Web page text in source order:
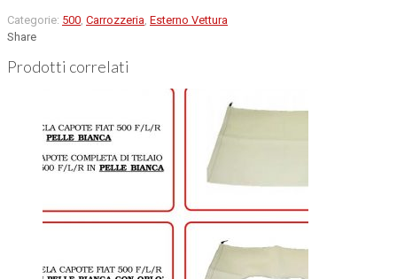
Categorie: 500 Carrozzeria Esterno Vettura
Share
Prodotti correlati